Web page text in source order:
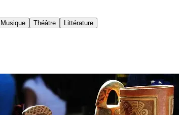
Musique Théâtre Littérature